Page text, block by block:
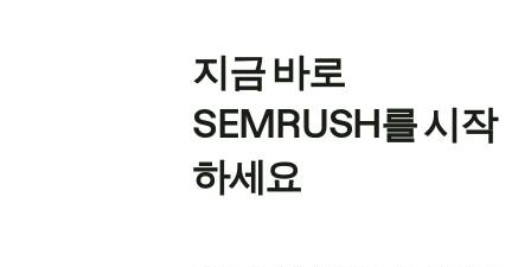
지금 바로
SEMRUSH를 시작
하세요